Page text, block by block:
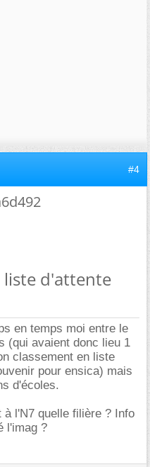
#4
liste d'attente
en temps moi entre le
(qui avaient donc lieu 1
classement en liste
pour ensica) mais
d'écoles.
à l'N7 quelle filière ? Info
l'imag ?